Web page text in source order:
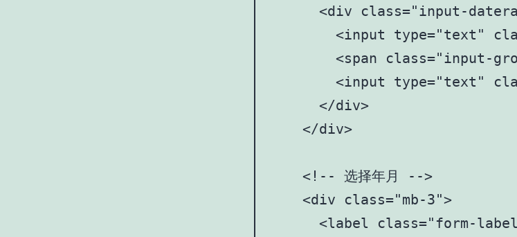
<div class="input-
<input type="text"
<span class="input-
<input type="text"
      </div>
    </div>
    <!-- 选择年月 -->
    <div class="mb-3">
<label class="form-